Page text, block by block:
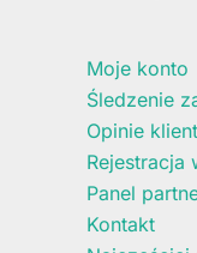
Moje konto
Śledzenie
Opinie
Rejestracja
Panel
Kontakt